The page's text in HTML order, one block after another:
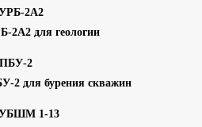
2А2 для геологии
2 для бурения скважин